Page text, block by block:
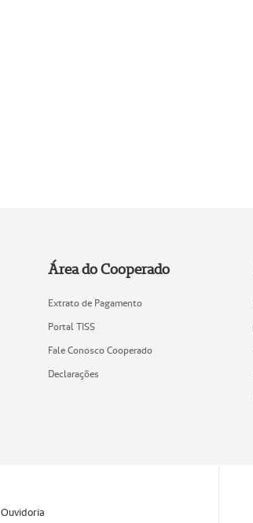
Área do Cooperado
Extrato de Pagamento
Portal TISS
Fale Conosco Cooperado
Declarações
Ouvidoria